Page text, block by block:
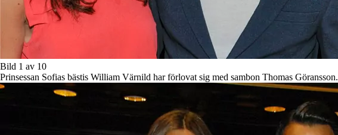
Bild 1 av 10
Prinsessan Sofias bästis William Värnild har förlovat sig med sambon Thomas Göransson.